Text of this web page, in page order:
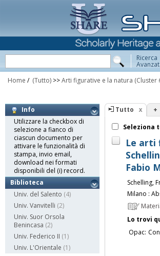
Ricerca
Home / (Tutto) >>Arti figurative e la natura (Cluster
Info
Utilizzare la checkbox di
selezione a fianco di
ciascun documento per
attivare le funzionalità di
stampa, invio email,
download nei formati
disponibili del (i) record.
Biblioteca
Univ. del Salento (4)
Univ. Vanvitelli (2)
Univ. Suor Orsola
Benincasa (2)
Univ. Federico II (1)
Univ. L'Orientale (1)
Tutto +
Seleziona
Le arti
Fabio
Schelling,
Milano :
Lo trovi
Opac: